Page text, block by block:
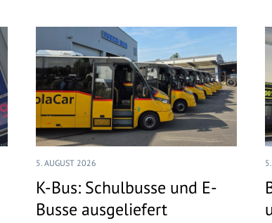
5. AUGUST 2026
K-Bus: Schulbusse und E-
Busse ausgeliefert